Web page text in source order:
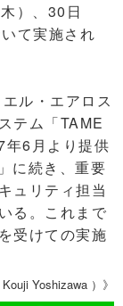
）、30日
て実施され
ル・エアロス
テム「TAME
6月より提供
に続き、重要
ュリティ担当
る。これまで
受けての実施
Yoshizawa ）》